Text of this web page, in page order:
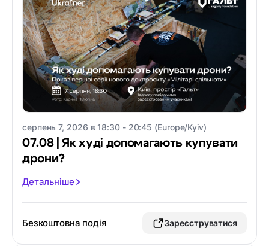
серпень 7, 2026 в 18:30 - 20:45 (Europe/Kyiv)
07.08 | Як худі допомагають купувати
дрони?
Детальніше
Безкоштовна подія Зареєструватися